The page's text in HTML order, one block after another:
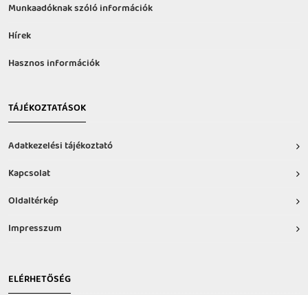
Munkaadóknak szóló információk
Hírek
Hasznos információk
TÁJÉKOZTATÁSOK
Adatkezelési tájékoztató
Kapcsolat
Oldaltérkép
Impresszum
ELÉRHETŐSÉG